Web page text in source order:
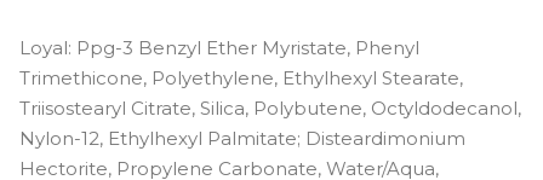
Loyal: Ppg-3 Benzyl Ether Myristate, Phenyl
Trimethicone, Polyethylene, Ethylhexyl Stearate,
Triisostearyl Citrate, Silica, Polybutene, Octyldodecanol,
Nylon-12, Ethylhexyl Palmitate; Disteardimonium
Hectorite, Propylene Carbonate, Water/Aqua,